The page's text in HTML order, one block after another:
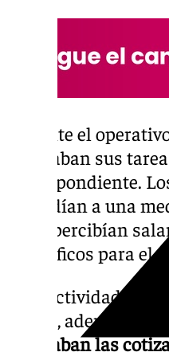
Durante el
realizaban sus
correspondiente.
extendían a una
y que percibían
específicos para el
Esta actividad
ya que, además
realizaban las